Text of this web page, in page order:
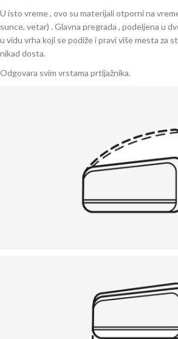
U isto vreme , ovo su materijali otporni na
sunce, vetar) . Glavna pregrada , podeljena u
u vidu vrha koji se podiže i pravi više mesta za
nikad dosta.
Odgovara svim vrstama prtljažnika.